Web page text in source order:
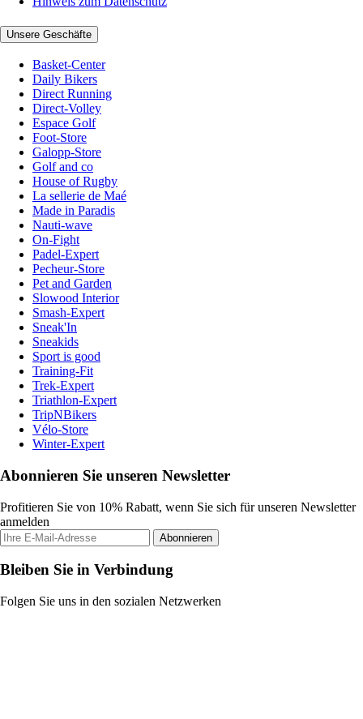
Unsere Geschäfte
Basket-Center
Daily Bikers
Direct Running
Direct-Volley
Espace Golf
Foot-Store
Galopp-Store
Golf and co
House of Rugby
La sellerie de Maé
Made in Paradis
Nauti-wave
On-Fight
Padel-Expert
Pecheur-Store
Pet and Garden
Slowood Interior
Smash-Expert
Sneak'In
Sneakids
Sport is good
Training-Fit
Trek-Expert
Triathlon-Expert
TripNBikers
Vélo-Store
Winter-Expert
Abonnieren Sie unseren Newsletter
Profitieren Sie von 10% Rabatt, wenn Sie sich für unseren Newsletter
anmelden
Abonnieren
Bleiben Sie in Verbindung
Folgen Sie uns in den sozialen Netzwerken